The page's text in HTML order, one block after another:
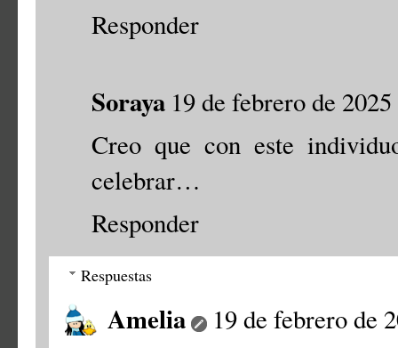
Responder
Soraya 19 de febrero de
Creo que con este
celebrar…
Responder
Respuestas
Amelia
19 de febrero de